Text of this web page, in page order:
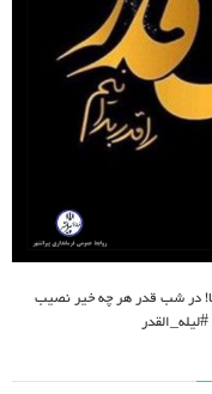
در شب قدر هر چه خیر نصیب